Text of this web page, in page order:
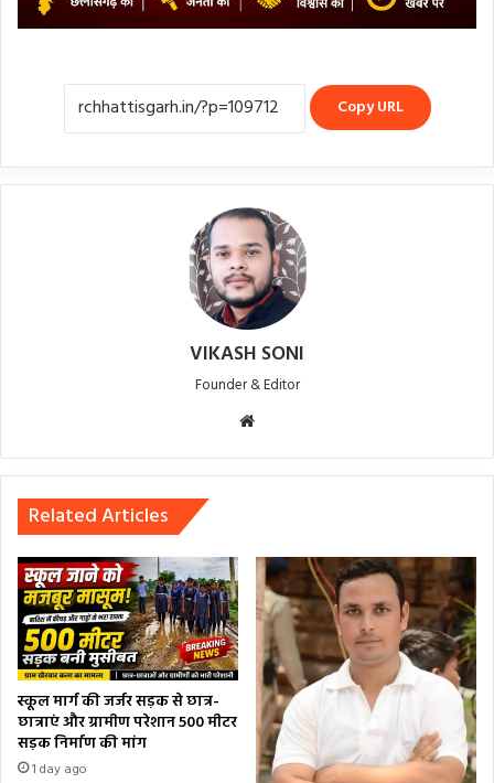
Copy URL
VIKASH SONI
Founder & Editor
Related Articles
स्कूल मार्ग की जर्जर सड़क से छात्र-
छात्राएं और ग्रामीण परेशान 500 मीटर
सड़क निर्माण की मांग
1 day ago